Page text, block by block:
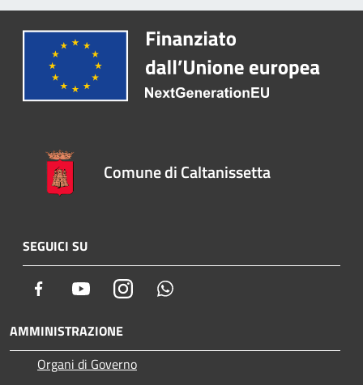
Comune di Caltanissetta
SEGUICI SU
Facebook YoutubeInstagram
AMMINISTRAZIONE
Organi di Governo